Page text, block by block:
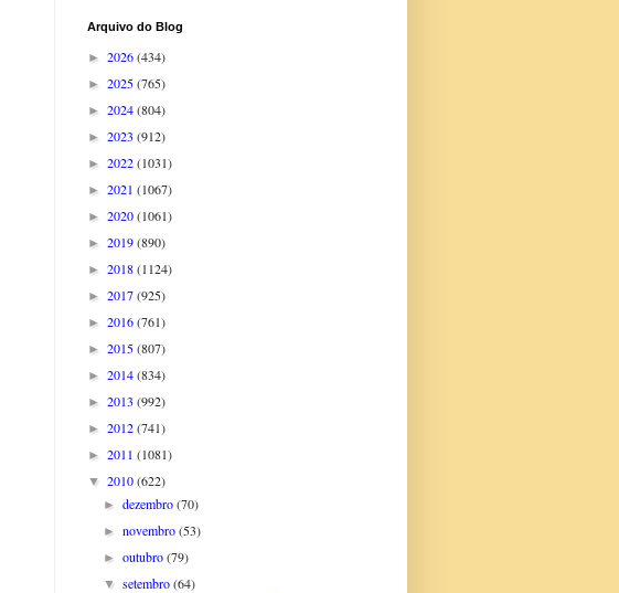
Arquivo do Blog
► 2026(434)
► 2025(765)
► 2024(804)
► 2023 (912)
► 2022(1031)
► 2021 (1067)
► 2020(1061)
► 2019(890)
► 2018(1124)
► 2017(925)
► 2016(761)
► 2015(807)
► 2014(834)
► 2013 (992)
► 2012(741)
► 2011 (1081)
▼ 2010(622)
►dezembro(70)
►novembro(53)
►outubro(79)
▼setembro(64)